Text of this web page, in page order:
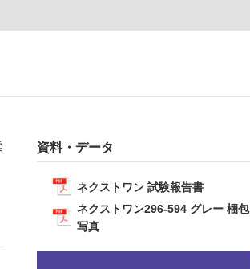
資料・データ
ネクストワン 試験報告書
ネクストワン296-594 グレー 梱包
写真